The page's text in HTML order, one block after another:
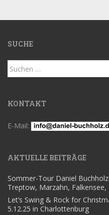
SUCHE
Suchen
nach:
KONTAKT
E-Mail:
AKTUELLE BEITRÄGE
Sommer-Tour Daniel
Treptow, Marzahn,
Let’s Swing & Rock for
5.12.25 in Charlottenburg